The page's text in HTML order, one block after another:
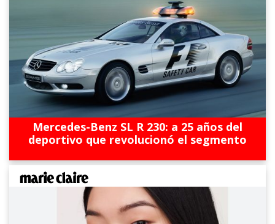
Mercedes-Benz SL R 230: a 25 años del
deportivo que revolucionó el segmento